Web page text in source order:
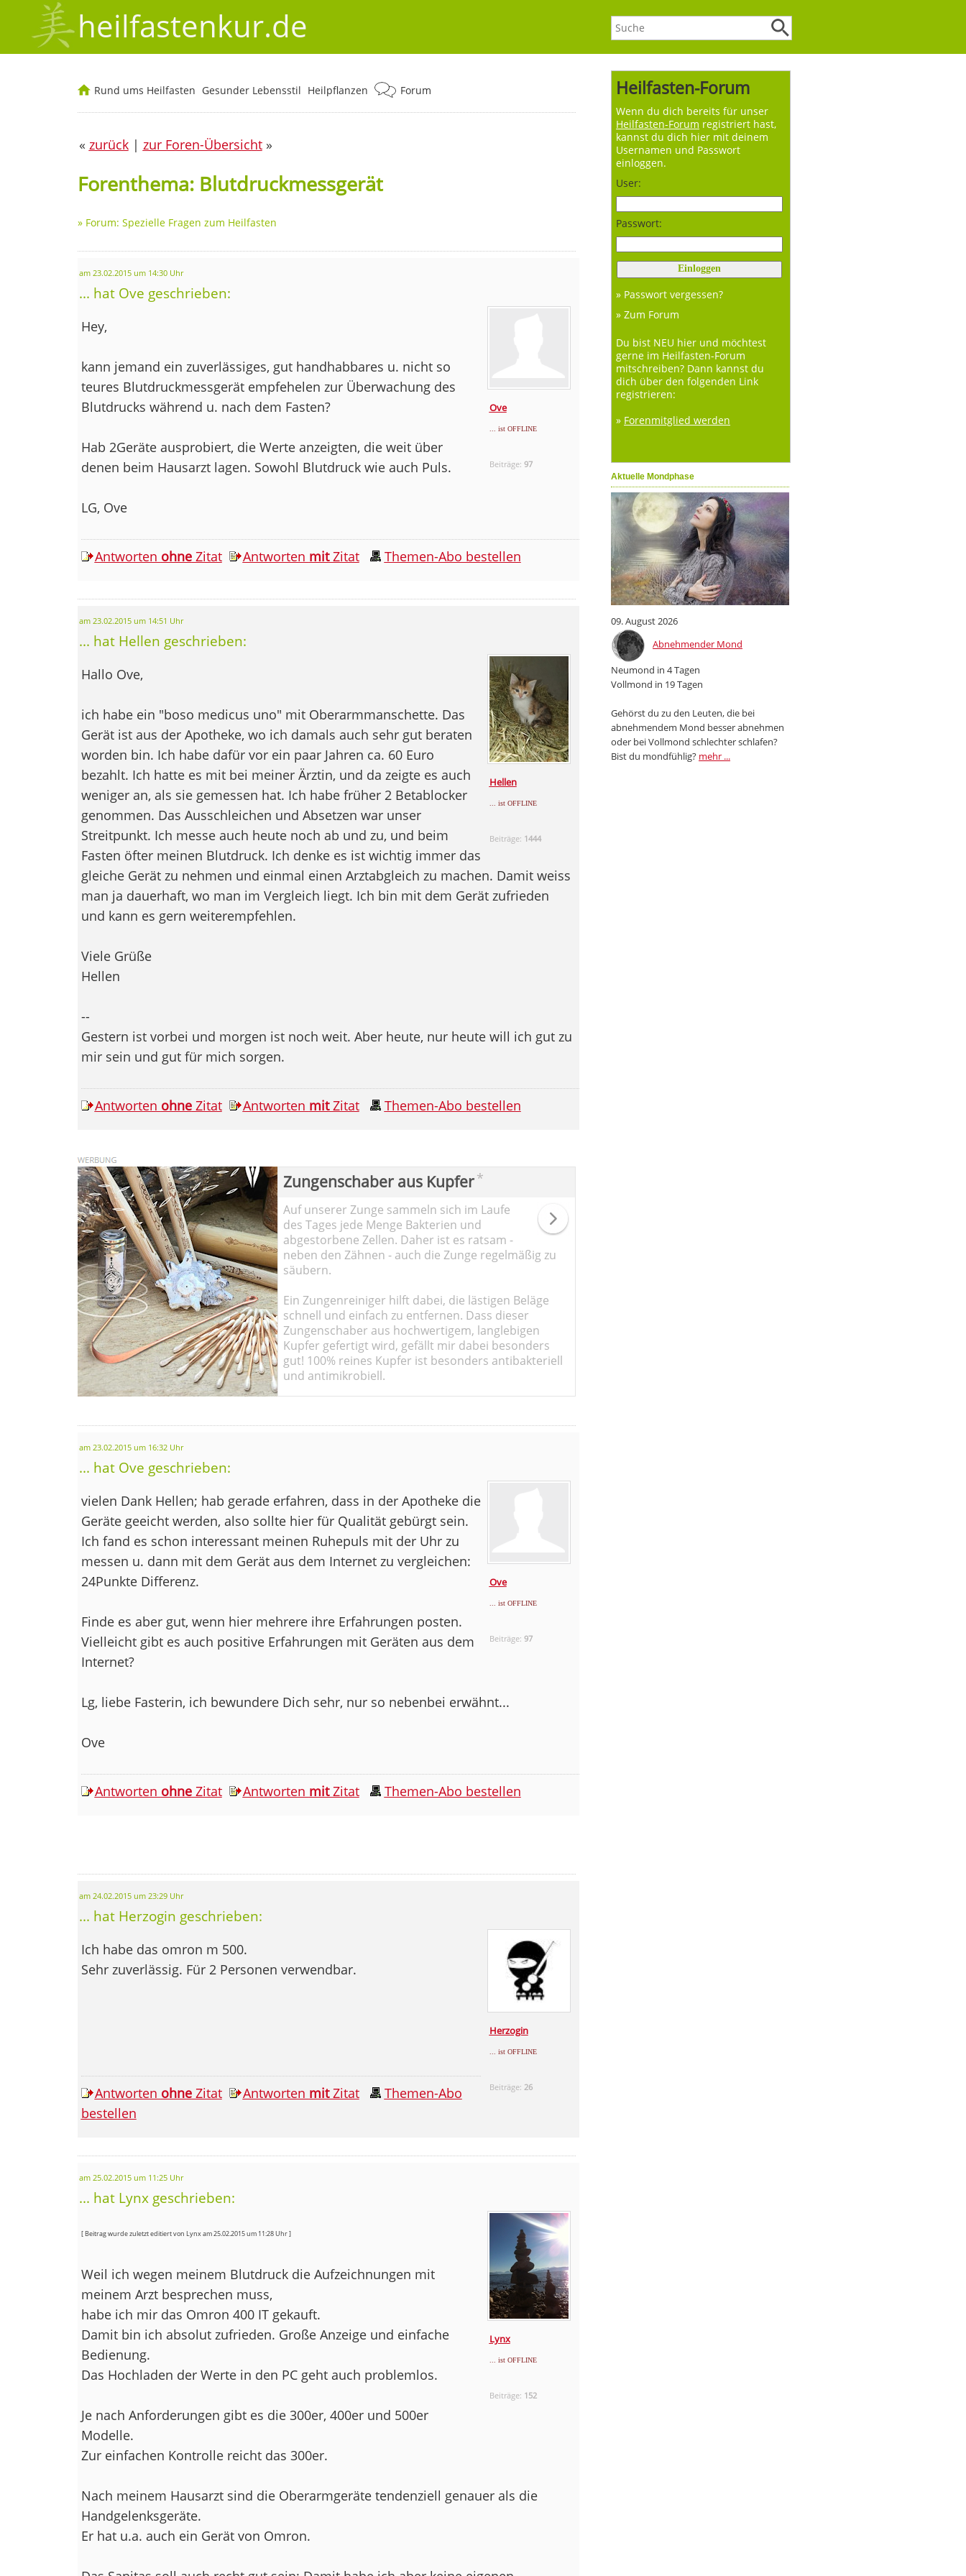
heilfastenkur.de
Heilfasten-Forum
Wenn du dich bereits für unser
Heilfasten-Forum registriert hast,
kannst du dich hier mit deinem
Usernamen und Passwort
einloggen.
User:
Passwort:
» Passwort vergessen?
» Zum Forum
Du bist NEU hier und möchtest
gerne im Heilfasten-Forum
mitschreiben? Dann kannst du
dich über den folgenden Link
registrieren:
» Forenmitglied werden
Aktuelle Mondphase
09. August 2026
Abnehmender Mond
Neumond in 4 Tagen
Vollmond in 19 Tagen
Gehörst du zu den Leuten, die bei
abnehmendem Mond besser abnehmen
oder bei Vollmond schlechter schlafen?
Bist du mondfühlig? mehr ...
Rund ums Heilfasten Gesunder Lebensstil Heilpflanzen Forum
« zurück| zur Foren-Übersicht»
Forenthema: Blutdruckmessgerät
» Forum: Spezielle Fragen zum Heilfasten
am 23.02.2015 um 14:30 Uhr
... hat Ove geschrieben:
Ove
... ist OFFLINE
Beiträge: 97
Hey,
kann jemand ein zuverlässiges, gut handhabbares u. nicht so
teures Blutdruckmessgerät empfehelen zur Überwachung des
Blutdrucks während u. nach dem Fasten?
Hab 2Geräte ausprobiert, die Werte anzeigten, die weit über
denen beim Hausarzt lagen. Sowohl Blutdruck wie auch Puls.
LG, Ove
Antworten ohneZitat Antworten mitZitat Themen-Abo bestellen
am 23.02.2015 um 14:51 Uhr
... hat Hellen geschrieben:
Hellen
... ist OFFLINE
Beiträge: 1444
Hallo Ove,
ich habe ein "boso medicus uno" mit Oberarmmanschette. Das
Gerät ist aus der Apotheke, wo ich damals auch sehr gut beraten
worden bin. Ich habe dafür vor ein paar Jahren ca. 60 Euro
bezahlt. Ich hatte es mit bei meiner Ärztin, und da zeigte es auch
weniger an, als sie gemessen hat. Ich habe früher 2 Betablocker
genommen. Das Ausschleichen und Absetzen war unser
Streitpunkt. Ich messe auch heute noch ab und zu, und beim
Fasten öfter meinen Blutdruck. Ich denke es ist wichtig immer das
gleiche Gerät zu nehmen und einmal einen Arztabgleich zu machen. Damit weiss
man ja dauerhaft, wo man im Vergleich liegt. Ich bin mit dem Gerät zufrieden
und kann es gern weiterempfehlen.
Viele Grüße
Hellen
--
Gestern ist vorbei und morgen ist noch weit. Aber heute, nur heute will ich gut zu
mir sein und gut für mich sorgen.
Antworten ohneZitat Antworten mitZitat Themen-Abo bestellen
Zungenschaber aus Kupfer*
Auf unserer Zunge sammeln sich im Laufe
des Tages jede Menge Bakterien und
abgestorbene Zellen. Daher ist es ratsam -
neben den Zähnen - auch die Zunge regelmäßig zu
säubern.
Ein Zungenreiniger hilft dabei, die lästigen Beläge
schnell und einfach zu entfernen. Dass dieser
Zungenschaber aus hochwertigem, langlebigen
Kupfer gefertigt wird, gefällt mir dabei besonders
gut! 100% reines Kupfer ist besonders antibakteriell
und antimikrobiell.
am 23.02.2015 um 16:32 Uhr
... hat Ove geschrieben:
Ove
... ist OFFLINE
Beiträge: 97
vielen Dank Hellen; hab gerade erfahren, dass in der Apotheke die
Geräte geeicht werden, also sollte hier für Qualität gebürgt sein.
Ich fand es schon interessant meinen Ruhepuls mit der Uhr zu
messen u. dann mit dem Gerät aus dem Internet zu vergleichen:
24Punkte Differenz.
Finde es aber gut, wenn hier mehrere ihre Erfahrungen posten.
Vielleicht gibt es auch positive Erfahrungen mit Geräten aus dem
Internet?
Lg, liebe Fasterin, ich bewundere Dich sehr, nur so nebenbei erwähnt...
Ove
Antworten ohneZitat Antworten mitZitat Themen-Abo bestellen
am 24.02.2015 um 23:29 Uhr
... hat Herzogin geschrieben:
Herzogin
... ist OFFLINE
Beiträge: 26
Ich habe das omron m 500.
Sehr zuverlässig. Für 2 Personen verwendbar.
Antworten ohneZitat Antworten mitZitat
Themen-Abo
bestellen
am 25.02.2015 um 11:25 Uhr
... hat Lynx geschrieben:
Lynx
... ist OFFLINE
Beiträge: 152
[ Beitrag wurde zuletzt editiert von Lynx am 25.02.2015 um 11:28 Uhr ]
Weil ich wegen meinem Blutdruck die Aufzeichnungen mit
meinem Arzt besprechen muss,
habe ich mir das Omron 400 IT gekauft.
Damit bin ich absolut zufrieden. Große Anzeige und einfache
Bedienung.
Das Hochladen der Werte in den PC geht auch problemlos.
Je nach Anforderungen gibt es die 300er, 400er und 500er
Modelle.
Zur einfachen Kontrolle reicht das 300er.
Nach meinem Hausarzt sind die Oberarmgeräte tendenziell genauer als die
Handgelenksgeräte.
Er hat u.a. auch ein Gerät von Omron.